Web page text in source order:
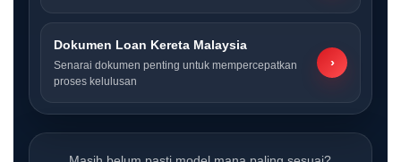
Dokumen Loan Kereta Malaysia
Senarai dokumen penting untuk mempercepatkan
proses kelulusan
›